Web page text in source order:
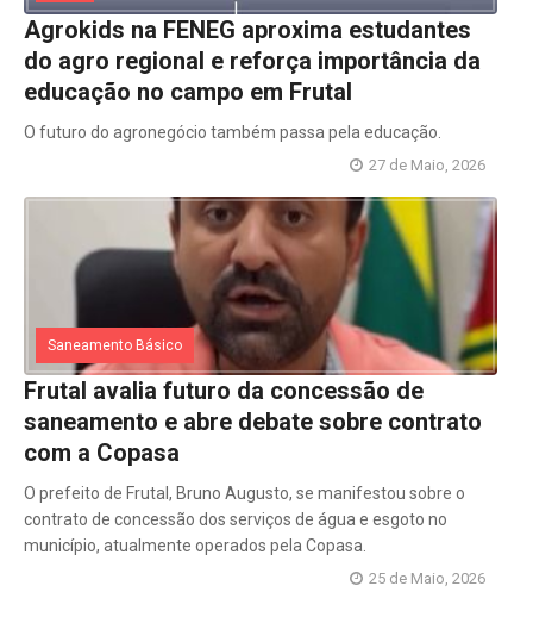
Agrokids na FENEG aproxima estudantes
do agro regional e reforça importância da
educação no campo em Frutal
O futuro do agronegócio também passa pela educação.
27 de Maio, 2026
Saneamento Básico
Frutal avalia futuro da concessão de
saneamento e abre debate sobre contrato
com a Copasa
O prefeito de Frutal, Bruno Augusto, se manifestou sobre o
contrato de concessão dos serviços de água e esgoto no
município, atualmente operados pela Copasa.
25 de Maio, 2026